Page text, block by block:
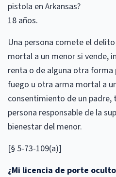
pistola en Arkansas?
18 años.
Una persona comete el
mortal a un menor si vende,
renta o de alguna otra
fuego u otra arma mortal a
consentimiento de un
persona responsable de la
bienestar del menor.
[§ 5-73-109(a)]
¿Mi licencia de porte